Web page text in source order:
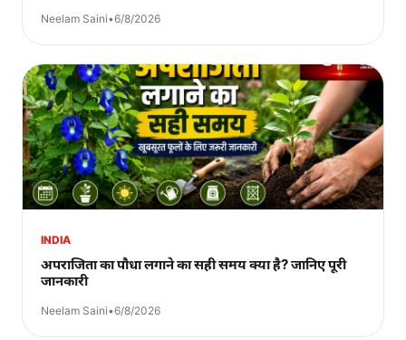
Neelam Saini•6/8/2026
INDIA
अपराजिता का पौधा लगाने का सही समय क्या है? जानिए पूरी
जानकारी
Neelam Saini•6/8/2026